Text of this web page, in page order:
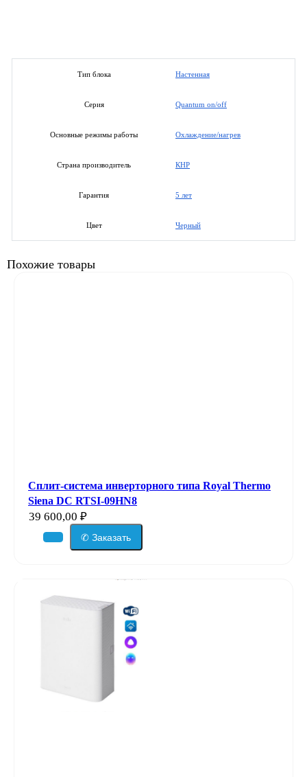
Тип блока Настенная
Серия Quantum on/off
Основные режимы работы Охлаждение/нагрев
Страна производитель КНР
Гарантия 5 лет
Цвет Черный
Похожие товары
Сплит-система инверторного типа Royal Thermo
Siena DC RTSI-09HN8
39 600,00 ₽
✆ Заказать